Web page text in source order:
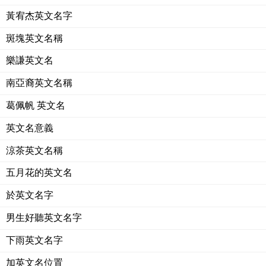
黃宥杰英文名字
斑塊英文名稱
樂謙英文名
南亞裔英文名稱
葛佩帆 英文名
英文名意義
涼茶英文名稱
五月花的英文名
於英文名字
男生好聽英文名字
下雨英文名字
加英文名位置